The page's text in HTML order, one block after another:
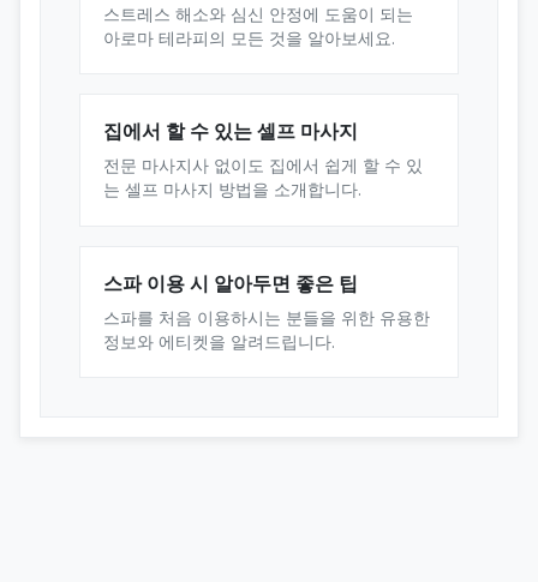
스트레스 해소와 심신 안정에 도움이 되는
아로마 테라피의 모든 것을 알아보세요.
집에서 할 수 있는 셀프 마사지
전문 마사지사 없이도 집에서 쉽게 할 수 있
는 셀프 마사지 방법을 소개합니다.
스파 이용 시 알아두면 좋은 팁
스파를 처음 이용하시는 분들을 위한 유용한
정보와 에티켓을 알려드립니다.